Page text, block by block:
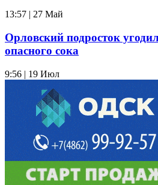
13:57 | 27 Май
Орловский подросток
опасного сока
9:56 | 19 Июл